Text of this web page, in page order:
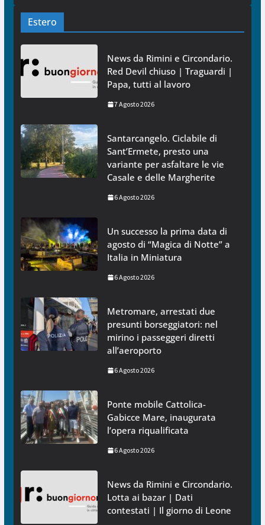
Estero
News da Rimini e Circondario.
Red Devil chiuso | Traguardi |
Papa, tutti al lavoro
7 Agosto 2026
Santarcangelo. Ciclabile di
Sant’Ermete, presto una
variante per asfaltare le vie
Casale e delle Margherite
6 Agosto 2026
Un successo la prima data di
agosto di “Magica di Notte” a
Italia in Miniatura
6 Agosto 2026
Metromare, arrestati due
presunti borseggiatori: nel
mirino i passeggeri diretti
all’aeroporto
6 Agosto 2026
Ponte mobile Cattolica-
Gabicce Mare, inaugurata
l’opera riqualificata
6 Agosto 2026
News da Rimini e Circondario.
Lotta ai bazar | Dati
contestati | Il giorno di Leone